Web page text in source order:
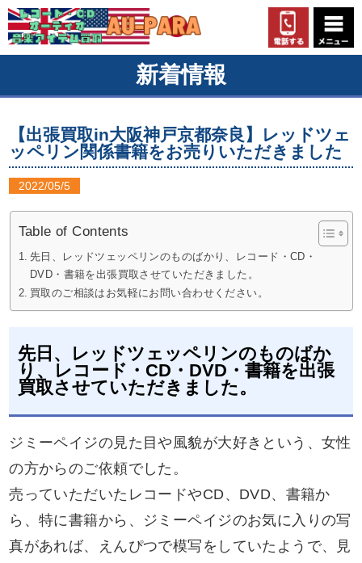
新着情報
【出張買取in大阪神戸京都奈良】レッドツェ
ッペリン関係書籍をお売りいただきました
2022/05/5
Table of Contents
先日、レッドツェッペリンのものばかり、レコード・CD・
DVD・書籍を出張買取させていただきました。
買取のご相談はお気軽にお問い合わせください。
先日、レッドツェッペリンのものばか
り、レコード・CD・DVD・書籍を出張
買取させていただきました。
ジミーペイジの見た目や風貌が大好きという、女性
の方からのご依頼でした。
売っていただいたレコードやCD、DVD、書籍か
ら、特に書籍から、ジミーペイジのお気に入りの写
真があれば、えんぴつで模写をしていたようで、見